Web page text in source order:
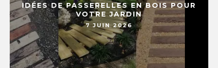
IDÉES DE PASSERELLES EN BOIS POUR
VOTRE JARDIN
7 JUIN 2026